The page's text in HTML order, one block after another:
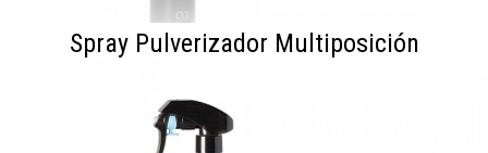
Spray Pulverizador Multiposición